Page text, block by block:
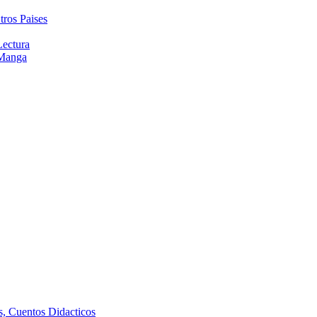
Paises
Cuentos Didacticos